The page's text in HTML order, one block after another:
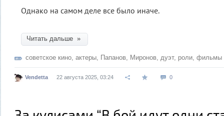
Однако на самом деле все было иначе.
Читать дальше »
советское кино, актеры, Папанов, Миронов, дуэт, роли, фильмы
Vendetta 22 августа 2025, 03:24 0